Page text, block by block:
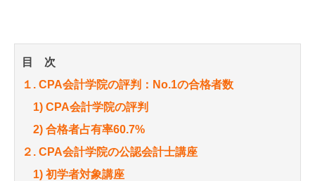
目 次
１. CPA会計学院の評判：No.1の合格者数
1) CPA会計学院の評判
2) 合格者占有率60.7%
２. CPA会計学院の公認会計士講座
1) 初学者対象講座